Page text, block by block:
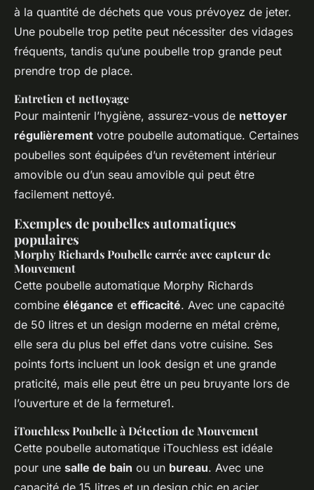
à la quantité de déchets que vous prévoyez de jeter.
Une poubelle trop petite peut nécessiter des vidages
fréquents, tandis qu’une poubelle trop grande peut
prendre trop de place.
Entretien et nettoyage
Pour maintenir l’hygiène, assurez-vous de nettoyer
régulièrement votre poubelle automatique. Certaines
poubelles sont équipées d’un revêtement intérieur
amovible ou d’un seau amovible qui peut être
facilement nettoyé.
Exemples de poubelles automatiques
populaires
Morphy Richards Poubelle carrée avec capteur de
Mouvement
Cette poubelle automatique Morphy Richards
combine élégance et efficacité. Avec une capacité
de 50 litres et un design moderne en métal crème,
elle sera du plus bel effet dans votre cuisine. Ses
points forts incluent un look design et une grande
praticité, mais elle peut être un peu bruyante lors de
l’ouverture et de la fermeture1.
iTouchless Poubelle à Détection de Mouvement
Cette poubelle automatique iTouchless est idéale
pour une salle de bain ou un bureau. Avec une
capacité de 15 litres et un design chic en acier